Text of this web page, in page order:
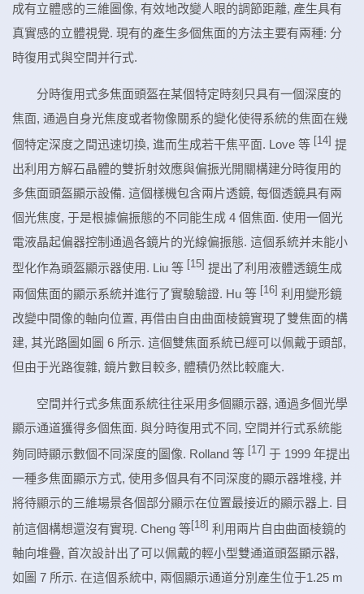
成有立體感的三維圖像, 有效地改變人眼的調節距離, 產生具有
真實感的立體視覺. 現有的產生多個焦面的方法主要有兩種: 分
時復用式與空間并行式.
分時復用式多焦面頭盔在某個特定時刻只具有一個深度的
焦面, 通過自身光焦度或者物像關系的變化使得系統的焦面在幾
個特定深度之間迅速切換, 進而生成若干焦平面. Love 等 [14] 提
出利用方解石晶體的雙折射效應與偏振光開關構建分時復用的
多焦面頭盔顯示設備. 這個樣機包含兩片透鏡, 每個透鏡具有兩
個光焦度, 于是根據偏振態的不同能生成 4 個焦面. 使用一個光
電液晶起偏器控制通過各鏡片的光線偏振態. 這個系統并未能小
型化作為頭盔顯示器使用. Liu 等 [15] 提出了利用液體透鏡生成
兩個焦面的顯示系統并進行了實驗驗證. Hu 等 [16] 利用變形鏡
改變中間像的軸向位置, 再借由自由曲面棱鏡實現了雙焦面的構
建, 其光路圖如圖 6 所示. 這個雙焦面系統已經可以佩戴于頭部,
但由于光路復雜, 鏡片數目較多, 體積仍然比較龐大.
空間并行式多焦面系統往往采用多個顯示器, 通過多個光學
顯示通道獲得多個焦面. 與分時復用式不同, 空間并行式系統能
夠同時顯示數個不同深度的圖像. Rolland 等 [17] 于 1999 年提出
一種多焦面顯示方式, 使用多個具有不同深度的顯示器堆棧, 并
將待顯示的三維場景各個部分顯示在位置最接近的顯示器上. 目
前這個構想還沒有實現. Cheng 等[18] 利用兩片自由曲面棱鏡的
軸向堆疊, 首次設計出了可以佩戴的輕小型雙通道頭盔顯示器,
如圖 7 所示. 在這個系統中, 兩個顯示通道分別產生位于1.25 m